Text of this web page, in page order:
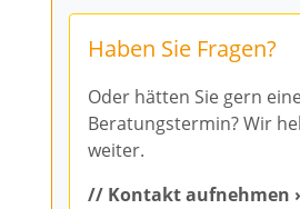
Haben Sie Fragen?
Oder hätten Sie gern
Beratungstermin? Wir
weiter.
// Kontakt aufnehmen ›